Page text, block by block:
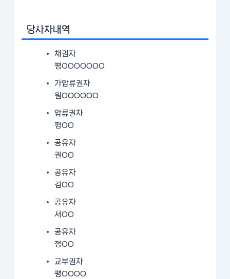
당사자내역
채권자
평OOOOOOO
가압류권자
원OOOOOO
압류권자
평OO
공유자
권OO
공유자
김OO
공유자
서OO
공유자
정OO
교부권자
평OOOO